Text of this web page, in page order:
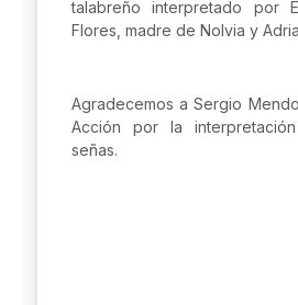
talabreño interpretado por
Flores, madre de Nolvia y
Agradecemos a Sergio
Acción por la
señas.